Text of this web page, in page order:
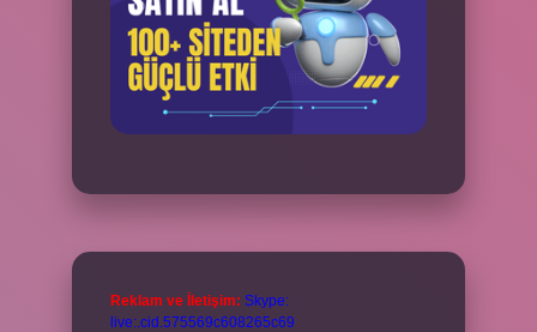
Reklam ve İletişim: Skype:
live:.cid.575569c608265c69